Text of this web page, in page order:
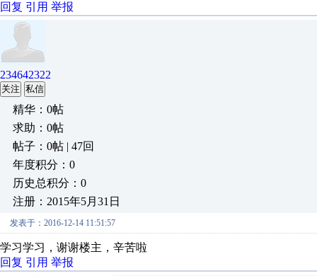
回复 引用 举报
234642322
关注 私信
精华：0帖
求助：0帖
帖子：0帖 | 47回
年度积分：0
历史总积分：0
注册：2015年5月31日
发表于：2016-12-14 11:51:57
学习学习，谢谢楼主，辛苦啦
回复 引用 举报